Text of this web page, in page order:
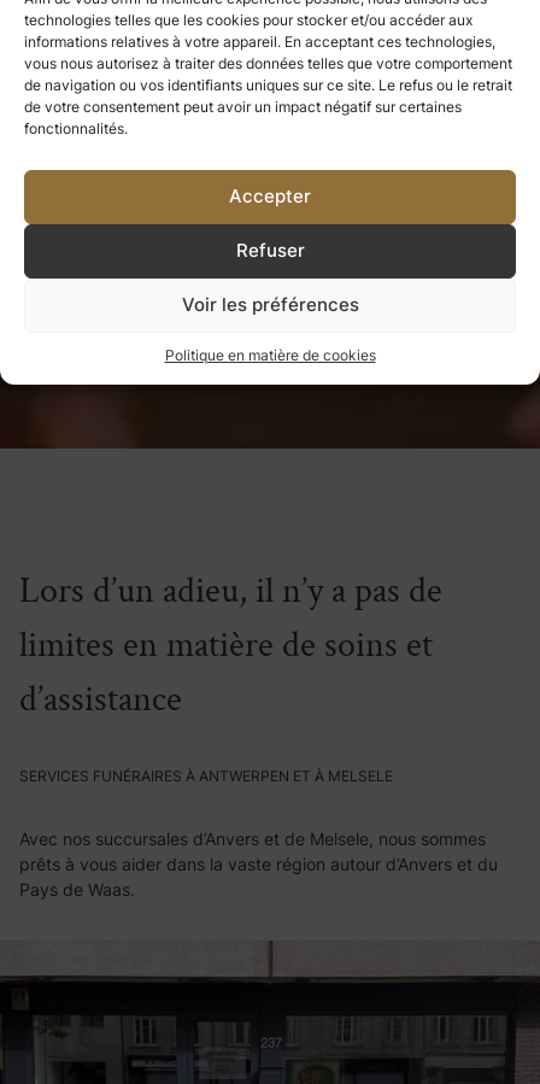
technologies telles que les cookies pour stocker et/ou accéder aux
informations relatives à votre appareil. En acceptant ces technologies,
vous nous autorisez à traiter des données telles que votre comportement
de navigation ou vos identifiants uniques sur ce site. Le refus ou le retrait
de votre consentement peut avoir un impact négatif sur certaines
fonctionnalités.
Accepter
Refuser
Voir les préférences
Politique en matière de cookies
Arrangement floral Couronne
Fleurs sèches Boîte à trésors 129 €
Tasse de consolation
QUEL EST VOTRE BUDGET ?
Ce que nous avons apprécié, nous
ne pouvons jamais le perdre.Tout
ce que nous aimons profondément
devient une partie de nous-mêmes.
Helen Keller
SERVICES FUNÉRAIRES À ANTWERPEN ET À MELSELE
Lors d’un adieu, il n’y a pas de
limites en matière de soins et
d’assistance
Avec nos succursales d’Anvers et de Melsele, nous sommes
prêts à vous aider dans la vaste région autour d’Anvers et du
Pays de Waas.